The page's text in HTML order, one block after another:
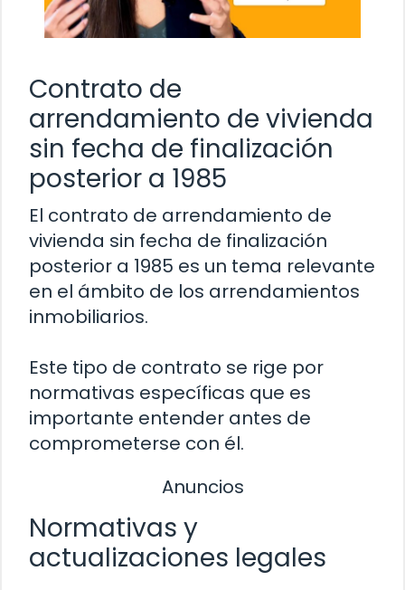
Contrato de
arrendamiento de vivienda
sin fecha de finalización
posterior a 1985
El contrato de arrendamiento de
vivienda sin fecha de finalización
posterior a 1985 es un tema relevante
en el ámbito de los arrendamientos
inmobiliarios.
Este tipo de contrato se rige por
normativas específicas que es
importante entender antes de
comprometerse con él.
Anuncios
Normativas y
actualizaciones legales